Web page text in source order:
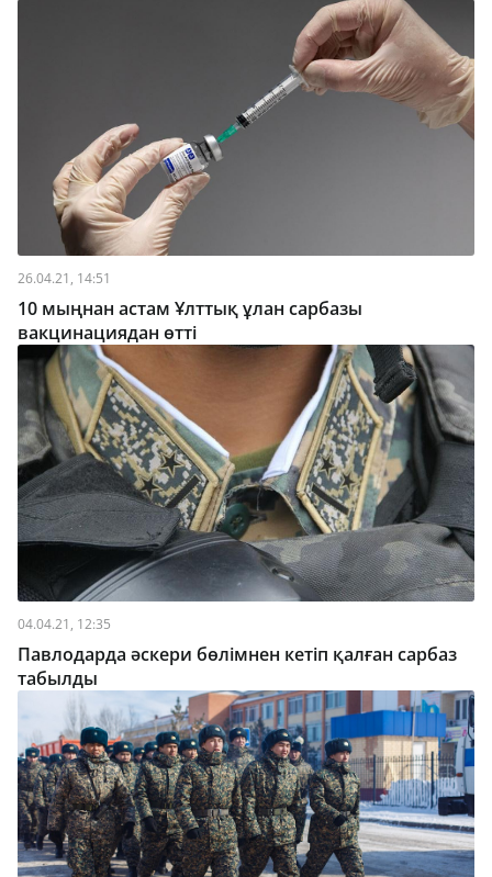
26.04.21, 14:51
10 мыңнан астам Ұлттық ұлан сарбазы
вакцинациядан өтті
04.04.21, 12:35
Павлодарда әскери бөлімнен кетіп қалған сарбаз
табылды